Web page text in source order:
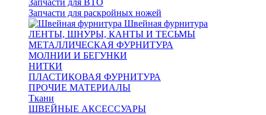
Запчасти для ВТО
Запчасти для раскройных ножей
Швейная фурнитура
ЛЕНТЫ, ШНУРЫ, КАНТЫ И ТЕСЬМЫ
МЕТАЛЛИЧЕСКАЯ ФУРНИТУРА
МОЛНИИ И БЕГУНКИ
НИТКИ
ПЛАСТИКОВАЯ ФУРНИТУРА
ПРОЧИЕ МАТЕРИАЛЫ
Ткани
ШВЕЙНЫЕ АКСЕССУАРЫ